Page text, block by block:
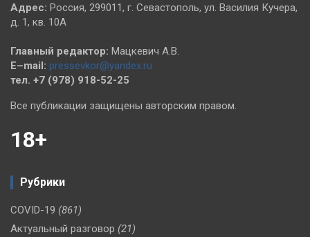
Адрес: Россия, 299011, г. Севастополь, ул. Василия Кучера,
д. 1, кв. 10А
Главный редактор: Мацкевич А.В.
E–mail: pressevkor@yandex.ru
тел. +7 (978) 918-52-25
Все публикации защищены авторским правом.
18+
Рубрики
COVID-19 (861)
Актуальный разговор (21)